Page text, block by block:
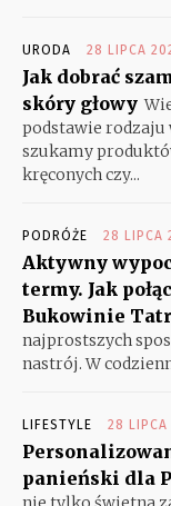
URODA 28 LIPCA
Jak dobrać
skóry głowy
podstawie rodzaju
szukamy
kręconych czy...
PODRÓŻE 28 LIPCA
Aktywny
termy. Jak
Bukowinie
najprostszych
nastrój. W
LIFESTYLE 28 LIPCA
panieński dla